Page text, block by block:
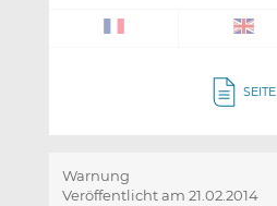
SEITE
Warnung
Veröffentlicht am 21.02.2014